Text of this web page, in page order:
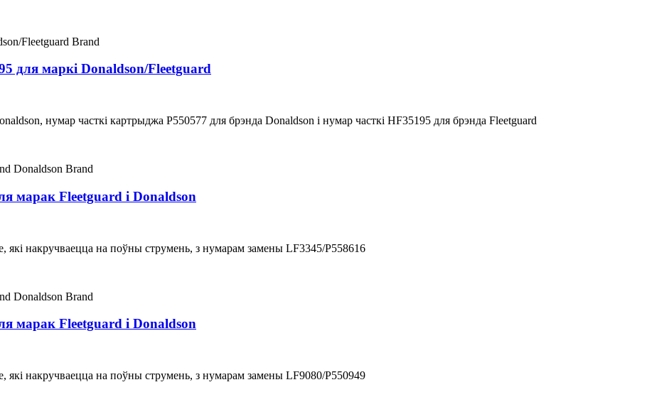
для маркі Donaldson/Fleetguard
нумар часткі картрыджа P550577 для брэнда Donaldson і нумар часткі HF35195 для брэнда Fleetguard
марак Fleetguard і Donaldson
які накручваецца на поўны струмень, з нумарам замены LF3345/P558616
марак Fleetguard і Donaldson
які накручваецца на поўны струмень, з нумарам замены LF9080/P550949